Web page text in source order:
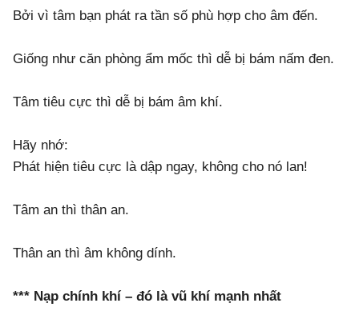
Bởi vì tâm bạn phát ra tần số phù hợp cho âm đến.
Giống như căn phòng ẩm mốc thì dễ bị bám nấm đen.
Tâm tiêu cực thì dễ bị bám âm khí.
Hãy nhớ:
Phát hiện tiêu cực là dập ngay, không cho nó lan!
Tâm an thì thân an.
Thân an thì âm không dính.
*** Nạp chính khí – đó là vũ khí mạnh nhất